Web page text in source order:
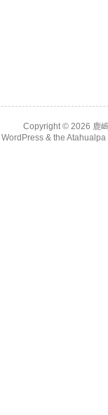
Copyright © 2026 鹿
WordPress& the Atahualpa